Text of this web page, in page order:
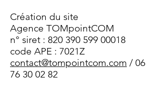
Création du site
Agence TOMpointCOM
n° siret : 820 390 599 00018
code APE : 7021Z
contact@tompointcom.com / 06
76 30 02 82